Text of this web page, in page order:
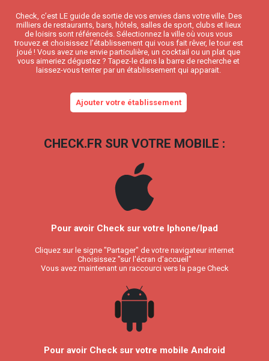
Check, c’est LE guide de sortie de vos envies dans votre ville. Des
milliers de restaurants, bars, hôtels, salles de sport, clubs et lieux
de loisirs sont référencés. Sélectionnez la ville où vous vous
trouvez et choisissez l’établissement qui vous fait rêver, le tour est
joué ! Vous avez une envie particulière, un cocktail ou un plat que
vous aimeriez dégustez ? Tapez-le dans la barre de recherche et
laissez-vous tenter par un établissement qui apparait.
Ajouter votre établissement
CHECK.FR SUR VOTRE MOBILE :
Pour avoir Check sur votre Iphone/Ipad
Cliquez sur le signe "Partager" de votre navigateur internet
Choisissez "sur l'écran d'accueil"
Vous avez maintenant un raccourci vers la page Check
Pour avoir Check sur votre mobile Android